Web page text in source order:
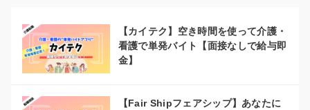
【カイテク】空き時間を使って介護・
看護で単発バイト【面接なしで給与即
金】
【Fair Shipフェアシップ】あなたに